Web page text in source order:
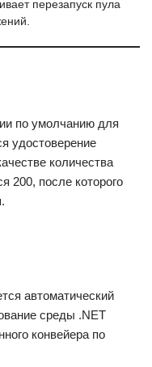
перезапуск пула
по умолчанию для
удостоверение
количества
200, после которого
автоматический
среды .NET
конвейера по